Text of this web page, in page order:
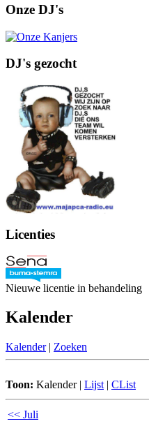
Onze DJ's
DJ's gezocht
Licenties
Nieuwe licentie in behandeling
Kalender
Kalender | Zoeken
Toon: Kalender| Lijst | CList
<< Juli